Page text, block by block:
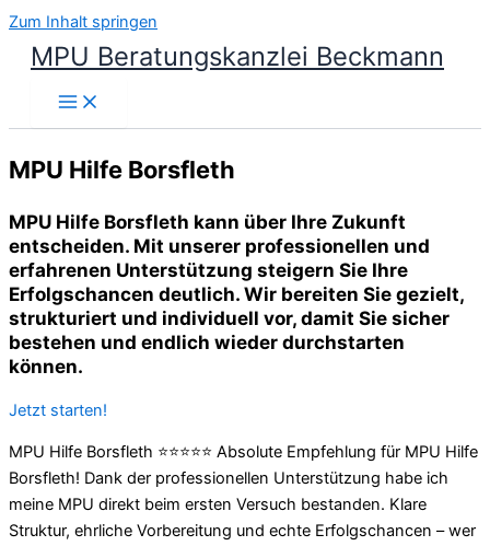
Zum Inhalt springen
MPU Beratungskanzlei Beckmann
MPU Hilfe Borsfleth
MPU Hilfe Borsfleth kann über Ihre Zukunft
entscheiden. Mit unserer professionellen und
erfahrenen Unterstützung steigern Sie Ihre
Erfolgschancen deutlich. Wir bereiten Sie gezielt,
strukturiert und individuell vor, damit Sie sicher
bestehen und endlich wieder durchstarten
können.
Jetzt starten!
MPU Hilfe Borsfleth ⭐⭐⭐⭐⭐ Absolute Empfehlung für MPU Hilfe
Borsfleth! Dank der professionellen Unterstützung habe ich
meine MPU direkt beim ersten Versuch bestanden. Klare
Struktur, ehrliche Vorbereitung und echte Erfolgschancen – wer